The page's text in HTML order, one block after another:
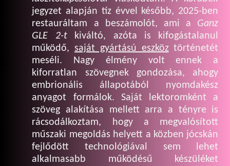
jegyzet alapján tíz évvel később, 2025-ben
restauráltam a beszámolót, ami a Ganz
GLE 2-tkiváltó, azóta is kifogástalanul
működő, saját gyártású eszköztörténetét
meséli. Nagy élmény volt ennek a
kiforratlan szövegnek gondozása, ahogy
embrionális állapotából nyomdakész
anyagot formálok. Saját lektoromként a
szöveg alakítása mellett arra a tényre is
rácsodálkoztam, hogy a megvalósított
műszaki megoldás helyett a közben jócskán
fejlődött technológiával sem lehet
alkalmasabb működésű készüléket